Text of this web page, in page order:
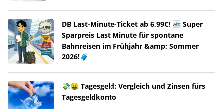
DB Last-Minute-Ticket ab 6,99€! 🚈 Super
Sparpreis Last Minute für spontane
Bahnreisen im Frühjahr &amp; Sommer
2026!🧳
💸🤑 Tagesgeld: Vergleich und Zinsen fürs
Tagesgeldkonto